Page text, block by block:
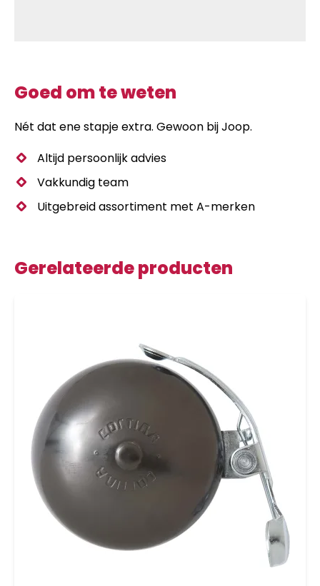
Goed om te weten
Nét dat ene stapje extra. Gewoon bij Joop.
Altijd persoonlijk advies
Vakkundig team
Uitgebreid assortiment met A-merken
Gerelateerde producten